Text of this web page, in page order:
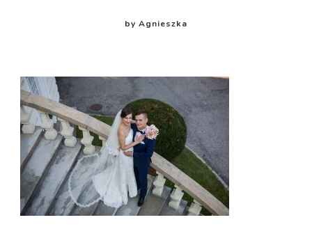
by Agnieszka